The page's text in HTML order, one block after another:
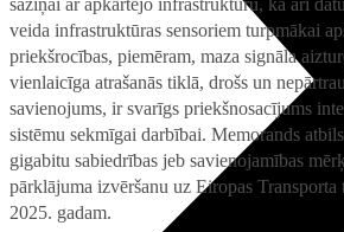
veida infrastruktūras sensoriem turpmākai
priekšrocības, piemēram, maza signāla
vienlaicīga atrašanās tiklā, drošs un
savienojums, ir svarīgs priekšnosacījums
sistēmu sekmīgai darbībai. Memorands
gigabitu sabiedrības jeb savienojamības
pārklājuma izvēršanu uz Eiropas
2025. gadam.